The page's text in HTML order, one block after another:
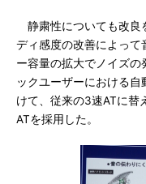
静粛性についても改良
ディ感度の改善によって
ー容量の拡大でノイズの
ックユーザーにおける
けて、従来の3速ATに替
ATを採用した。